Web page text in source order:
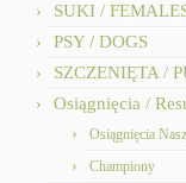
SUKI /
PSY / DOGS
SZCZENIĘTA /
Osiągnięcia /
Osiągnięcia
Championy